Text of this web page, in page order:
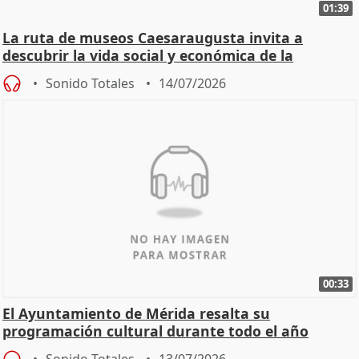
01:39
La ruta de museos Caesaraugusta invita a
descubrir la vida social y económica de la
Zaragoza ro
Sonido Totales 14/07/2026
00:33
El Ayuntamiento de Mérida resalta su
programación cultural durante todo el año